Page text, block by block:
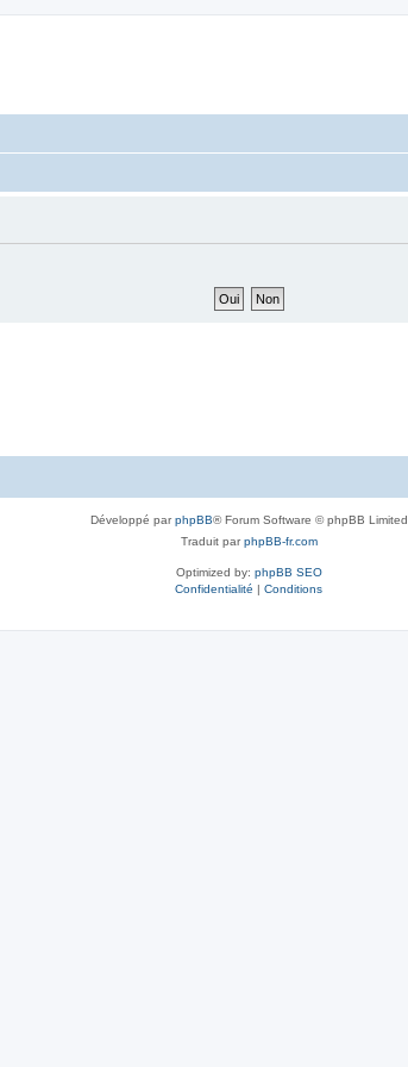
Développé parphpBB® Forum Software © phpBB Limited
Traduit parphpBB-fr.com
Optimized by: phpBB SEO
Confidentialité | Conditions